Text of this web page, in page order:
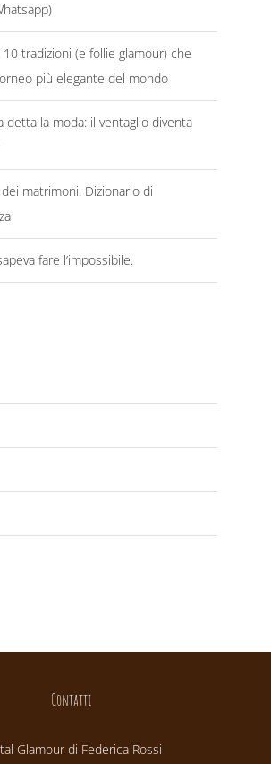
tradizioni (e follie glamour) che
più elegante del mondo
detta la moda: il ventaglio diventa
matrimoni. Dizionario di
fare l’impossibile.
Contatti
Glamour di Federica Rossi